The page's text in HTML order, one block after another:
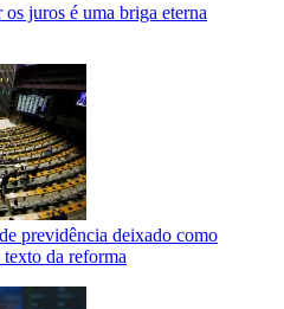
juros é uma briga eterna
previdência deixado como
texto da reforma